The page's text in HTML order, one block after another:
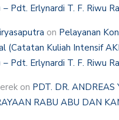
Pdt. Erlynardi T. F. Riwu
on Pelayanan
(Catatan Kuliah Intensif
Pdt. Erlynardi T. F. Riwu
on PDT. DR. ANDREAS
RABU ABU DAN